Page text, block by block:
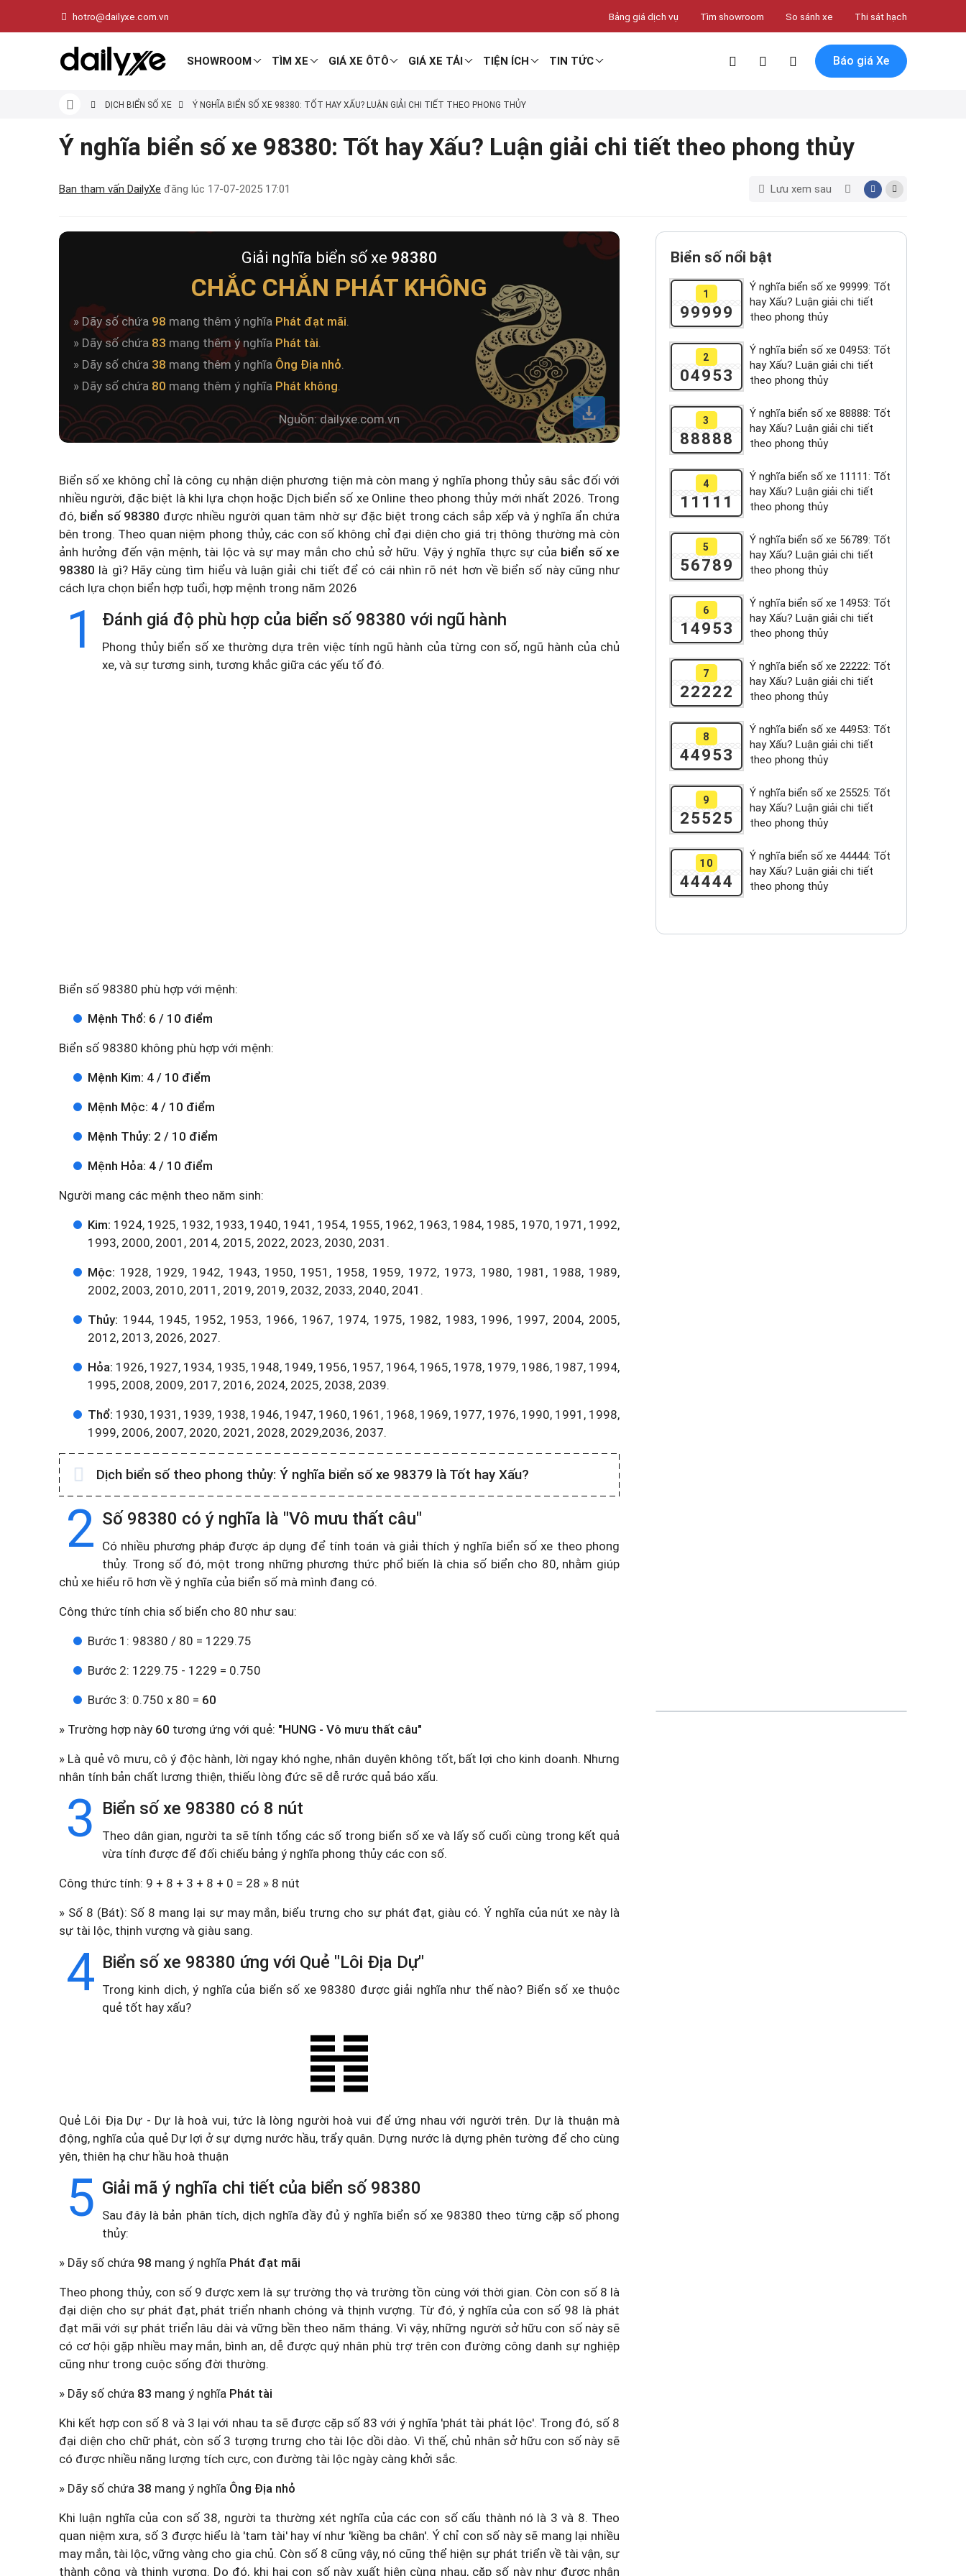
hotro@dailyxe.com.vn Bảng giá dịch vụ Tìm showroom So sánh xe Thi sát hạch
SHOWROOM TÌM XE GIÁ XE ÔTÔ GIÁ XE TẢI TIỆN ÍCH TIN TỨC Báo giá Xe
DỊCH BIỂN SỐ XE Ý NGHĨA BIỂN SỐ XE 98380: TỐT HAY XẤU? LUẬN GIẢI CHI TIẾT THEO PHONG THỦY
Ý nghĩa biển số xe 98380: Tốt hay Xấu? Luận giải chi tiết theo phong thủy
Ban tham vấn DailyXe đăng lúc 17-07-2025 17:01 Lưu xem sau
Giải nghĩa biển số xe 98380
CHẮC CHẮN PHÁT KHÔNG
» Dãy số chứa 98 mang thêm ý nghĩa Phát đạt mãi.
» Dãy số chứa 83 mang thêm ý nghĩa Phát tài.
» Dãy số chứa 38 mang thêm ý nghĩa Ông Địa nhỏ.
» Dãy số chứa 80 mang thêm ý nghĩa Phát không.
Nguồn: dailyxe.com.vn
Biển số xe không chỉ là công cụ nhận diện phương tiện mà còn mang ý nghĩa phong thủy sâu sắc đối với
nhiều người, đặc biệt là khi lựa chọn hoặc Dịch biển số xe Online theo phong thủy mới nhất 2026. Trong
đó, biển số 98380 được nhiều người quan tâm nhờ sự đặc biệt trong cách sắp xếp và ý nghĩa ẩn chứa
bên trong. Theo quan niệm phong thủy, các con số không chỉ đại diện cho giá trị thông thường mà còn
ảnh hưởng đến vận mệnh, tài lộc và sự may mắn cho chủ sở hữu. Vậy ý nghĩa thực sự của biển số xe
98380 là gì? Hãy cùng tìm hiểu và luận giải chi tiết để có cái nhìn rõ nét hơn về biển số này cũng như
cách lựa chọn biển hợp tuổi, hợp mệnh trong năm 2026
1 Đánh giá độ phù hợp của biển số 98380 với ngũ hành
Phong thủy biển số xe thường dựa trên việc tính ngũ hành của từng con số, ngũ hành của chủ
xe, và sự tương sinh, tương khắc giữa các yếu tố đó.
Biển số 98380 phù hợp với mệnh:
Mệnh Thổ: 6 / 10 điểm
Biển số 98380 không phù hợp với mệnh:
Mệnh Kim: 4 / 10 điểm
Mệnh Mộc: 4 / 10 điểm
Mệnh Thủy: 2 / 10 điểm
Mệnh Hỏa: 4 / 10 điểm
Người mang các mệnh theo năm sinh:
Kim: 1924, 1925, 1932, 1933, 1940, 1941, 1954, 1955, 1962, 1963, 1984, 1985, 1970, 1971, 1992,
1993, 2000, 2001, 2014, 2015, 2022, 2023, 2030, 2031.
Mộc: 1928, 1929, 1942, 1943, 1950, 1951, 1958, 1959, 1972, 1973, 1980, 1981, 1988, 1989,
2002, 2003, 2010, 2011, 2019, 2019, 2032, 2033, 2040, 2041.
Thủy: 1944, 1945, 1952, 1953, 1966, 1967, 1974, 1975, 1982, 1983, 1996, 1997, 2004, 2005,
2012, 2013, 2026, 2027.
Hỏa: 1926, 1927, 1934, 1935, 1948, 1949, 1956, 1957, 1964, 1965, 1978, 1979, 1986, 1987, 1994,
1995, 2008, 2009, 2017, 2016, 2024, 2025, 2038, 2039.
Thổ: 1930, 1931, 1939, 1938, 1946, 1947, 1960, 1961, 1968, 1969, 1977, 1976, 1990, 1991, 1998,
1999, 2006, 2007, 2020, 2021, 2028, 2029,2036, 2037.
Dịch biển số theo phong thủy: Ý nghĩa biển số xe 98379 là Tốt hay Xấu?
2 Số 98380 có ý nghĩa là "Vô mưu thất câu"
Có nhiều phương pháp được áp dụng để tính toán và giải thích ý nghĩa biển số xe theo phong
thủy. Trong số đó, một trong những phương thức phổ biến là chia số biển cho 80, nhằm giúp
chủ xe hiểu rõ hơn về ý nghĩa của biển số mà mình đang có.
Công thức tính chia số biển cho 80 như sau:
Bước 1: 98380 / 80 = 1229.75
Bước 2: 1229.75 - 1229 = 0.750
Bước 3: 0.750 x 80 = 60
» Trường hợp này 60 tương ứng với quẻ: "HUNG - Vô mưu thất câu"
» Là quẻ vô mưu, cô ý độc hành, lời ngay khó nghe, nhân duyên không tốt, bất lợi cho kinh doanh. Nhưng
nhân tính bản chất lương thiện, thiếu lòng đức sẽ dễ rước quả báo xấu.
3 Biển số xe 98380 có 8 nút
Theo dân gian, người ta sẽ tính tổng các số trong biển số xe và lấy số cuối cùng trong kết quả
vừa tính được để đối chiếu bảng ý nghĩa phong thủy các con số.
Công thức tính: 9 + 8 + 3 + 8 + 0 = 28 » 8 nút
» Số 8 (Bát): Số 8 mang lại sự may mắn, biểu trưng cho sự phát đạt, giàu có. Ý nghĩa của nút xe này là
sự tài lộc, thịnh vượng và giàu sang.
4 Biển số xe 98380 ứng với Quẻ "Lôi Địa Dự"
Trong kinh dịch, ý nghĩa của biển số xe 98380 được giải nghĩa như thế nào? Biển số xe thuộc
quẻ tốt hay xấu?
Quẻ Lôi Địa Dự - Dự là hoà vui, tức là lòng người hoà vui để ứng nhau với người trên. Dự là thuận mà
động, nghĩa của quẻ Dự lợi ở sự dựng nước hầu, trẩy quân. Dựng nước là dựng phên tường để cho cùng
yên, thiên hạ chư hầu hoà thuận
5 Giải mã ý nghĩa chi tiết của biển số 98380
Sau đây là bản phân tích, dịch nghĩa đầy đủ ý nghĩa biển số xe 98380 theo từng cặp số phong
thủy:
» Dãy số chứa 98 mang ý nghĩa Phát đạt mãi
Theo phong thủy, con số 9 được xem là sự trường thọ và trường tồn cùng với thời gian. Còn con số 8 là
đại diện cho sự phát đạt, phát triển nhanh chóng và thịnh vượng. Từ đó, ý nghĩa của con số 98 là phát
đạt mãi với sự phát triển lâu dài và vững bền theo năm tháng. Vì vậy, những người sở hữu con số này sẽ
có cơ hội gặp nhiều may mắn, bình an, dễ được quý nhân phù trợ trên con đường công danh sự nghiệp
cũng như trong cuộc sống đời thường.
» Dãy số chứa 83 mang ý nghĩa Phát tài
Khi kết hợp con số 8 và 3 lại với nhau ta sẽ được cặp số 83 với ý nghĩa 'phát tài phát lộc'. Trong đó, số 8
đại diện cho chữ phát, còn số 3 tượng trưng cho tài lộc dồi dào. Vì thế, chủ nhân sở hữu con số này sẽ
có được nhiều năng lượng tích cực, con đường tài lộc ngày càng khởi sắc.
» Dãy số chứa 38 mang ý nghĩa Ông Địa nhỏ
Khi luận nghĩa của con số 38, người ta thường xét nghĩa của các con số cấu thành nó là 3 và 8. Theo
quan niệm xưa, số 3 được hiểu là 'tam tài' hay ví như 'kiềng ba chân'. Ý chỉ con số này sẽ mang lại nhiều
may mắn, tài lộc, vững vàng cho gia chủ. Còn số 8 cũng vậy, nó cũng thể hiện sự phát triển về tài vận, sự
thành công và thịnh vượng. Do đó, khi hai con số này xuất hiện cùng nhau, cặp số này như được nhân
Biển số nổi bật
1
99999
Ý nghĩa biển số xe 99999: Tốt
hay Xấu? Luận giải chi tiết
theo phong thủy
2
04953
Ý nghĩa biển số xe 04953: Tốt
hay Xấu? Luận giải chi tiết
theo phong thủy
3
88888
Ý nghĩa biển số xe 88888: Tốt
hay Xấu? Luận giải chi tiết
theo phong thủy
4
11111
Ý nghĩa biển số xe 11111: Tốt
hay Xấu? Luận giải chi tiết
theo phong thủy
5
56789
Ý nghĩa biển số xe 56789: Tốt
hay Xấu? Luận giải chi tiết
theo phong thủy
6
14953
Ý nghĩa biển số xe 14953: Tốt
hay Xấu? Luận giải chi tiết
theo phong thủy
7
22222
Ý nghĩa biển số xe 22222: Tốt
hay Xấu? Luận giải chi tiết
theo phong thủy
8
44953
Ý nghĩa biển số xe 44953: Tốt
hay Xấu? Luận giải chi tiết
theo phong thủy
9
25525
Ý nghĩa biển số xe 25525: Tốt
hay Xấu? Luận giải chi tiết
theo phong thủy
10
44444
Ý nghĩa biển số xe 44444: Tốt
hay Xấu? Luận giải chi tiết
theo phong thủy